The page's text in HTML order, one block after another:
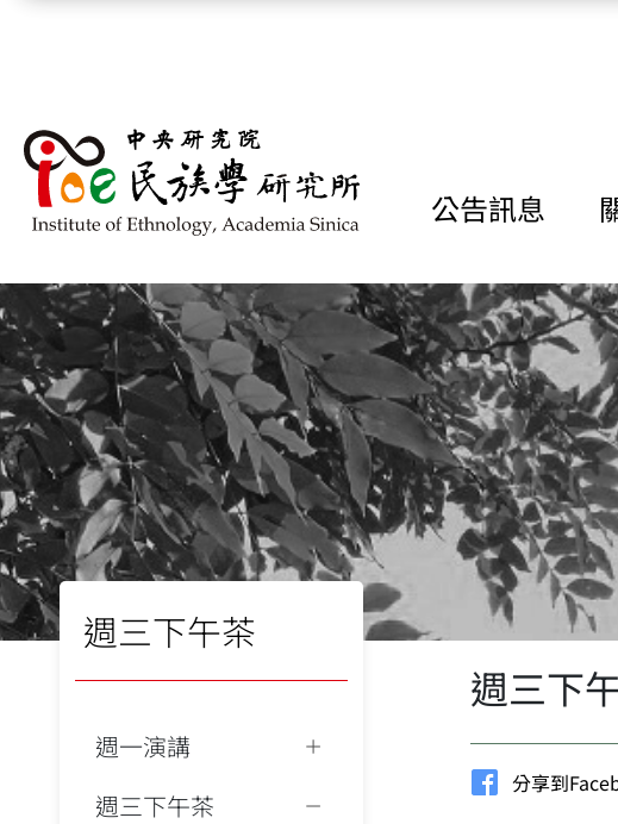
公告訊息
週三下午茶
週一演講
週三下午茶
週三下
分享到